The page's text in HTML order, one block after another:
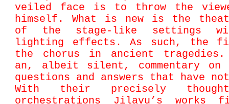
veiled face is to throw the
himself. What is new is the
of the stage-like settings
lighting effects. As such, the
the chorus in ancient
an, albeit silent, commentary on
questions and answers that have
With their precisely
orchestrations Jilavu’s